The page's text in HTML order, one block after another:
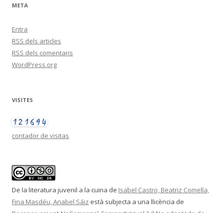
META
Entra
RSS dels articles
RSS dels comentaris
WordPress.org
VISITES
contador de visitas
De la literatura juvenil a la cuina de Isabel Castro, Beatriz Comella,
Fina Masdéu, Anabel Sáiz està subjecta a una llicència de